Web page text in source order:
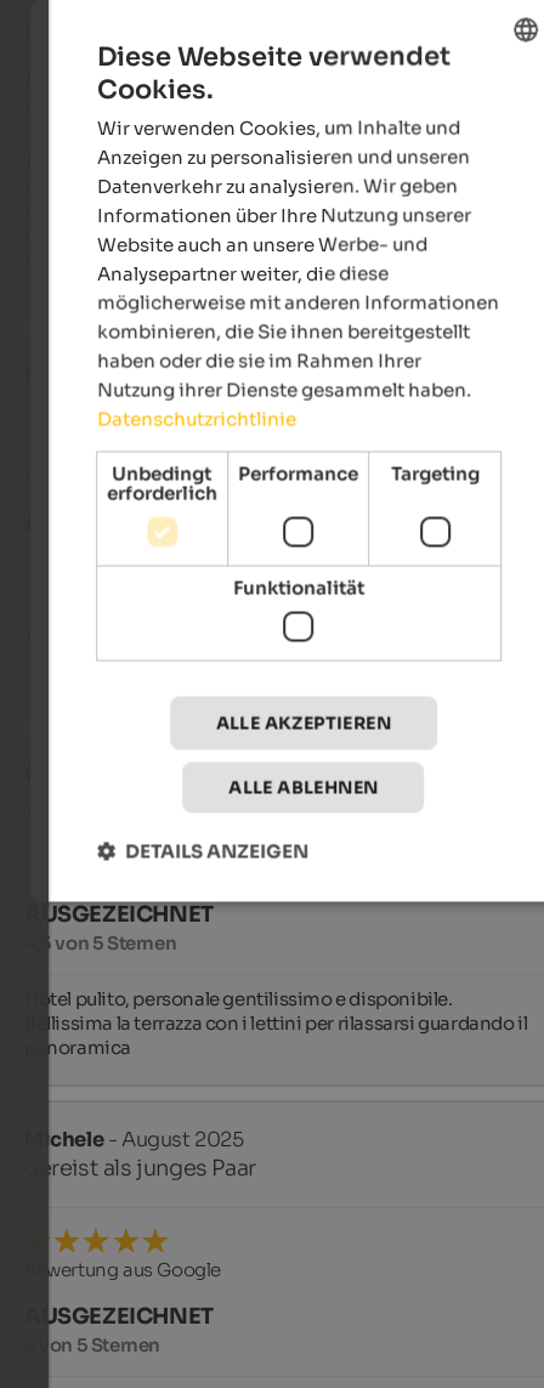
AUSGEZEICHNET
Ausgezeichnete Gastfreundschaft und äußerst freundliches
Personal. Das Zimmer war makellos und bot einen
atemberaubenden Blick auf das Tal. Die Gegend ist wirklich
friedlich, umgeben von bezaubernder Natur, die Ihre Augen
Schönheit erfüllt. Ich habe unvergessliche Erinnerungen an
diesen Ort!
Matthias - August 2025
Bewertung aus Google
AUSGEZEICHNET
5 von 5 Sternen
Schöne Lage, Wohlfühlzimmer, super Frühstück und sehr
Verpflegung im nahegelegenen Partnerbetrieb, zugewandte
Gastgeber, sachkundige  Anregungen für Unternehmungen,
- August 2025
gereist als Familie mit kleinen Kindern
AUSGEZEICHNET
4,5 von 5 Sternen
Hotel pulito, personale gentilissimo e disponibile.
Bellissima la terrazza con i lettini per rilassarsi guardando il
panoramica
Michele- August 2025
gereist als junges Paar
Bewertung aus Google
AUSGEZEICHNET
5 von 5 Sternen
GERMAN
Diese Webseite verwendet
Cookies.
Wir verwenden Cookies, um Inhalte und
Anzeigen zu personalisieren und unseren
Datenverkehr zu analysieren. Wir geben
Informationen über Ihre Nutzung unserer
Website auch an unsere Werbe- und
Analysepartner weiter, die diese
möglicherweise mit anderen Informationen
kombinieren, die Sie ihnen bereitgestellt
haben oder die sie im Rahmen Ihrer
Nutzung ihrer Dienste gesammelt haben.
Datenschutzrichtlinie
Unbedingt
erforderlich
Performance Targeting
Funktionalität
ALLE AKZEPTIEREN
ALLE ABLEHNEN
DETAILS ANZEIGEN